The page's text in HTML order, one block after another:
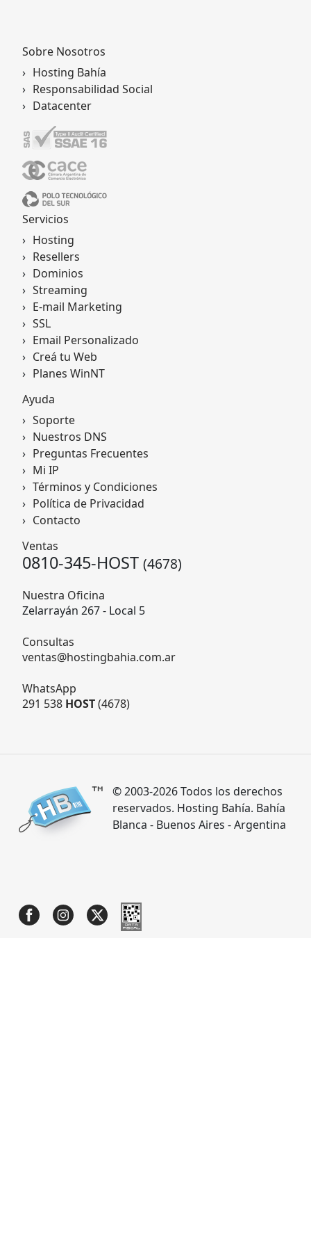
Sobre Nosotros
Hosting Bahía
Responsabilidad Social
Datacenter
Servicios
Hosting
Resellers
Dominios
Streaming
E-mail Marketing
SSL
Email Personalizado
Creá tu Web
Planes WinNT
Ayuda
Soporte
Nuestros DNS
Preguntas Frecuentes
Mi IP
Términos y Condiciones
Política de Privacidad
Contacto
Ventas
0810-345-HOST (4678)
Nuestra Oficina
Zelarrayán 267 - Local 5
Consultas
ventas@hostingbahia.com.ar
WhatsApp
291 538 HOST(4678)
© 2003-2026 Todos los derechos
reservados. Hosting Bahía. Bahía
Blanca - Buenos Aires - Argentina